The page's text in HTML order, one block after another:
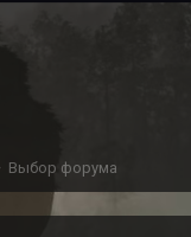
Выбор форума